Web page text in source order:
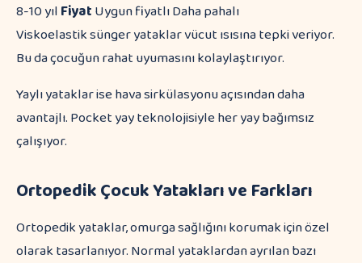
8-10 yılFiyatUygun fiyatlı Daha pahalı
Viskoelastik sünger yataklar vücut ısısına tepki veriyor.
Bu da çocuğun rahat uyumasını kolaylaştırıyor.
Yaylı yataklar ise hava sirkülasyonu açısından daha
avantajlı. Pocket yay teknolojisiyle her yay bağımsız
çalışıyor.
Ortopedik Çocuk Yatakları ve Farkları
Ortopedik yataklar, omurga sağlığını korumak için özel
olarak tasarlanıyor. Normal yataklardan ayrılan bazı